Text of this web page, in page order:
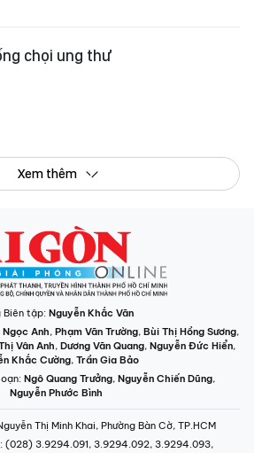
chọi ung thư
Xem thêm
Biên tập: Nguyễn Khắc Văn
Ngọc Anh, Phạm Văn Trường, Bùi Thị Hồng Sương,
Vân Anh, Dương Văn Quang, Nguyễn Đức Hiển,
Khắc Cường, Trần Gia Bảo
Ngô Quang Trưởng, Nguyễn Chiến Dũng,
Nguyễn Phước Bình
Thị Minh Khai, Phường Bàn Cờ, TP.HCM
: (028) 3.9294.091, 3.9294.092, 3.9294.093,